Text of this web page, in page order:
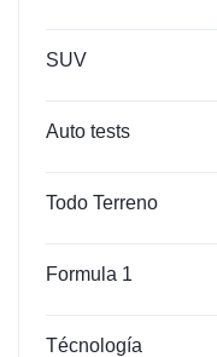
SUV
Auto tests
Todo Terreno
Formula 1
Técnología